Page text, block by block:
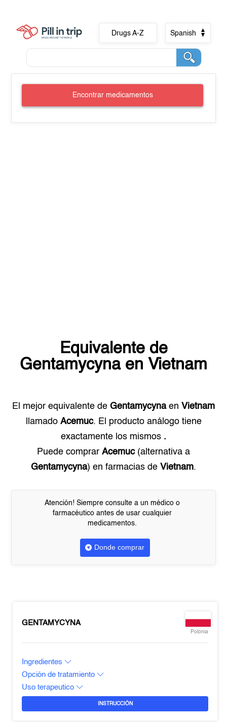
Drugs A-Z Spanish
Encontrar medicamentos
Equivalente de
Gentamycynaen Vietnam
El mejor equivalente de Gentamycynaen Vietnam
llamado Acemuc. El producto análogo tiene
exactamente los mismos .
Puede comprar Acemuc(alternativa a
Gentamycyna) en farmacias de Vietnam.
Atención! Siempre consulte a un médico o
farmacéutico antes de usar cualquier
medicamentos.
Donde comprar
GENTAMYCYNA
Polonia
Ingredientes
Opción de tratamiento
Uso terapeutico
INSTRUCCIÓN